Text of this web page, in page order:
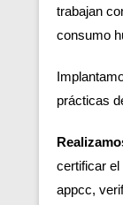
trabajan
consumo
prácticas
certificar
appcc,